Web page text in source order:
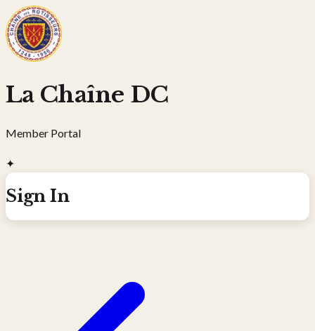
La Chaîne DC
Member Portal
✦
Sign In